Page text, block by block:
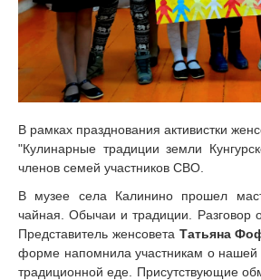
В рамках празднования активистки
"Кулинарные традиции земли
членов семей участников СВО.
В музее села Калинино прошел
чайная. Обычаи и традиции. Разговор
Представитель женсовета Татьяна
форме напомнила участникам о нашей
традиционной еде. Присутствующие